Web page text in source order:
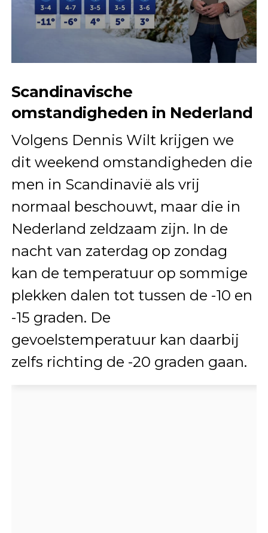
Scandinavische
omstandigheden in Nederland
Volgens Dennis Wilt krijgen we
dit weekend omstandigheden die
men in Scandinavië als vrij
normaal beschouwt, maar die in
Nederland zeldzaam zijn. In de
nacht van zaterdag op zondag
kan de temperatuur op sommige
plekken dalen tot tussen de -10 en
-15 graden. De
gevoelstemperatuur kan daarbij
zelfs richting de -20 graden gaan.